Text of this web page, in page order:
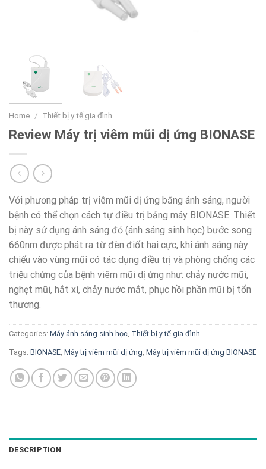
Home / Thiết bị y tế gia đình
Review Máy trị viêm mũi dị ứng BIONASE
Với phương pháp trị viêm mũi dị ứng bằng ánh sáng, người
bệnh có thể chọn cách tự điều trị bằng máy BIONASE. Thiết
bị này sử dụng ánh sáng đỏ (ánh sáng sinh học) bước song
660nm được phát ra từ đèn điốt hai cực, khi ánh sáng này
chiếu vào vùng mũi có tác dụng điều trị và phòng chống các
triệu chứng của bệnh viêm mũi dị ứng như: chảy nước mũi,
nghẹt mũi, hắt xì, chảy nước mắt, phục hồi phần mũi bị tổn
thương.
Categories: Máy ánh sáng sinh học Thiết bị y tế gia đình
Tags: BIONASE Máy trị viêm mũi dị ứng Máy trị viêm mũi dị ứng BIONASE
DESCRIPTION